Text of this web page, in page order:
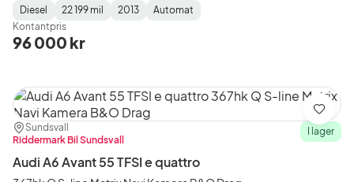
Fuel
Type:
Diesel
Mätarställning:
22 199 mil
Model
Year:
2013
Gearbox
Type:
Automat
Kontantpris
96 000 kr
Plats:
Sundsvall
Återförsäljare:
Riddermark Bil Sundsvall
I lager
Audi A6 Avant 55 TFSI e quattro
Spara